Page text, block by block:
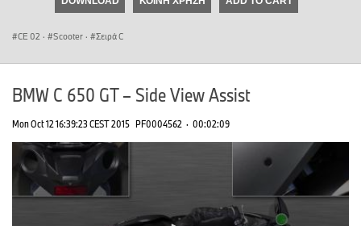
seconds
CE 02 · Scooter · Σειρά C
BMW C 650 GT – Side View Assist
Mon Oct 12 16:39:23 CEST 2015 PF0004562 · 00:02:09